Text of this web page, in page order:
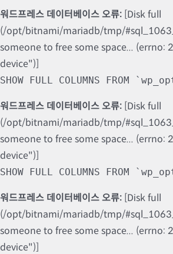
워드프레스 데이터베이스 오류: [Disk full
(/opt/bitnami/mariadb/tmp/
someone to free some space... (errno:
device")]
SHOW FULL COLUMNS FROM
워드프레스 데이터베이스 오류: [Disk full
(/opt/bitnami/mariadb/tmp/
someone to free some space... (errno:
device")]
SHOW FULL COLUMNS FROM
워드프레스 데이터베이스 오류: [Disk full
(/opt/bitnami/mariadb/tmp/
someone to free some space... (errno:
device")]